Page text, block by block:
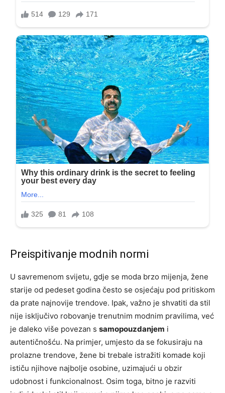
Preispitivanje modnih normi
U savremenom svijetu, gdje se moda brzo mijenja, žene
starije od pedeset godina često se osjećaju pod pritiskom
da prate najnovije trendove. Ipak, važno je shvatiti da stil
nije isključivo robovanje trenutnim modnim pravilima, već
je daleko više povezan s samopouzdanjem i
autentičnošću. Na primjer, umjesto da se fokusiraju na
prolazne trendove, žene bi trebale istražiti komade koji
ističu njihove najbolje osobine, uzimajući u obzir
udobnost i funkcionalnost. Osim toga, bitno je razviti